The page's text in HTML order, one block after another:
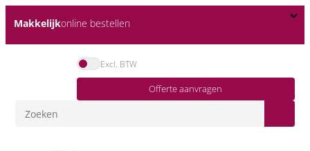
Makkelijkonline bestellen
Excl. BTW
Offerte aanvragen